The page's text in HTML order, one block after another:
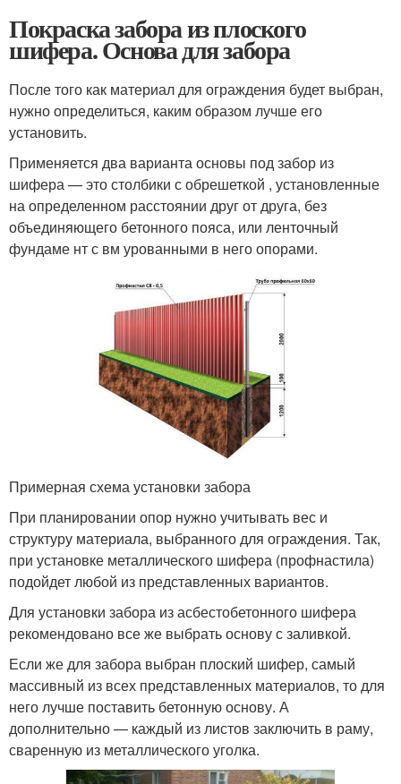
Покраска забора из плоского
шифера. Основа для забора
После того как материал для ограждения будет выбран,
нужно определиться, каким образом лучше его
установить.
Применяется два варианта основы под забор из
шифера — это столбики с обрешеткой , установленные
на определенном расстоянии друг от друга, без
объединяющего бетонного пояса, или ленточный
фундаме нт с вм урованными в него опорами.
Примерная схема установки забора
При планировании опор нужно учитывать вес и
структуру материала, выбранного для ограждения. Так,
при установке металлического шифера (профнастила)
подойдет любой из представленных вариантов.
Для установки забора из асбестобетонного шифера
рекомендовано все же выбрать основу с заливкой.
Если же для забора выбран плоский шифер, самый
массивный из всех представленных материалов, то для
него лучше поставить бетонную основу. А
дополнительно — каждый из листов заключить в раму,
сваренную из металлического уголка.